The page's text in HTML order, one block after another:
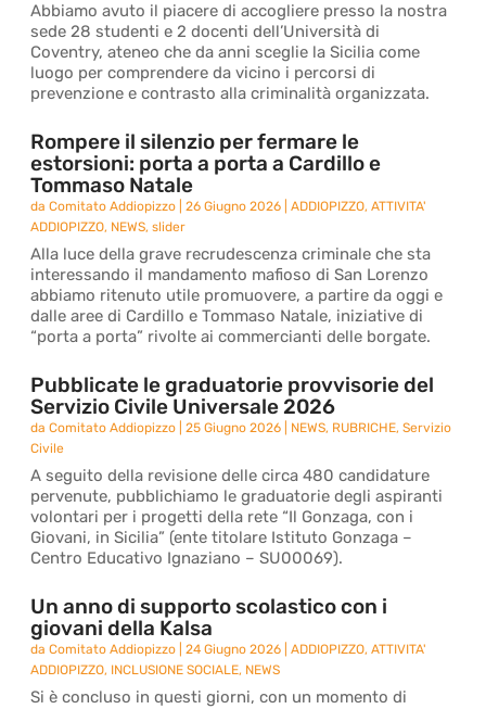
Abbiamo avuto il piacere di accogliere presso la nostra
sede 28 studenti e 2 docenti dell’Università di
Coventry, ateneo che da anni sceglie la Sicilia come
luogo per comprendere da vicino i percorsi di
prevenzione e contrasto alla criminalità organizzata.
Rompere il silenzio per fermare le
estorsioni: porta a porta a Cardillo e
Tommaso Natale
daComitato Addiopizzo |26 Giugno 2026 |ADDIOPIZZO,ATTIVITA'
ADDIOPIZZO, NEWS,slider
Alla luce della grave recrudescenza criminale che sta
interessando il mandamento mafioso di San Lorenzo
abbiamo ritenuto utile promuovere, a partire da oggi e
dalle aree di Cardillo e Tommaso Natale, iniziative di
“porta a porta” rivolte ai commercianti delle borgate.
Pubblicate le graduatorie provvisorie del
Servizio Civile Universale 2026
daComitato Addiopizzo |25 Giugno 2026 NEWS, RUBRICHE,Servizio
Civile
A seguito della revisione delle circa 480 candidature
pervenute, pubblichiamo le graduatorie degli aspiranti
volontari per i progetti della rete “Il Gonzaga, con i
Giovani, in Sicilia” (ente titolare Istituto Gonzaga –
Centro Educativo Ignaziano – SU00069).
Un anno di supporto scolastico con i
giovani della Kalsa
daComitato Addiopizzo |24 Giugno 2026 |ADDIOPIZZO,ATTIVITA'
ADDIOPIZZO, INCLUSIONE SOCIALE, NEWS
Si è concluso in questi giorni, con un momento di